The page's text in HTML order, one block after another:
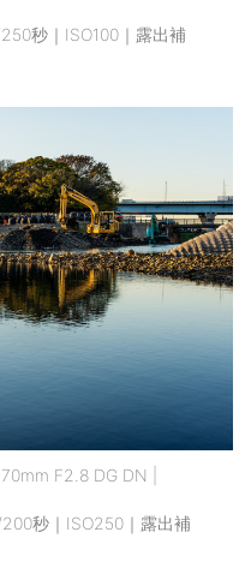
秒｜ISO100｜露出補
F2.8 DG DN |
秒｜ISO250｜露出補